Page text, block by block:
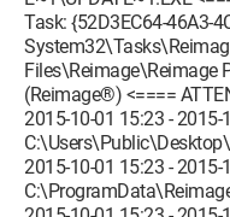
Task: {52D3EC64-46A3-
Files\Reimage\Reimage
(Reimage®) <====
2015-10-01 15:23 - 2015-
2015-10-01 15:23 - 2015-